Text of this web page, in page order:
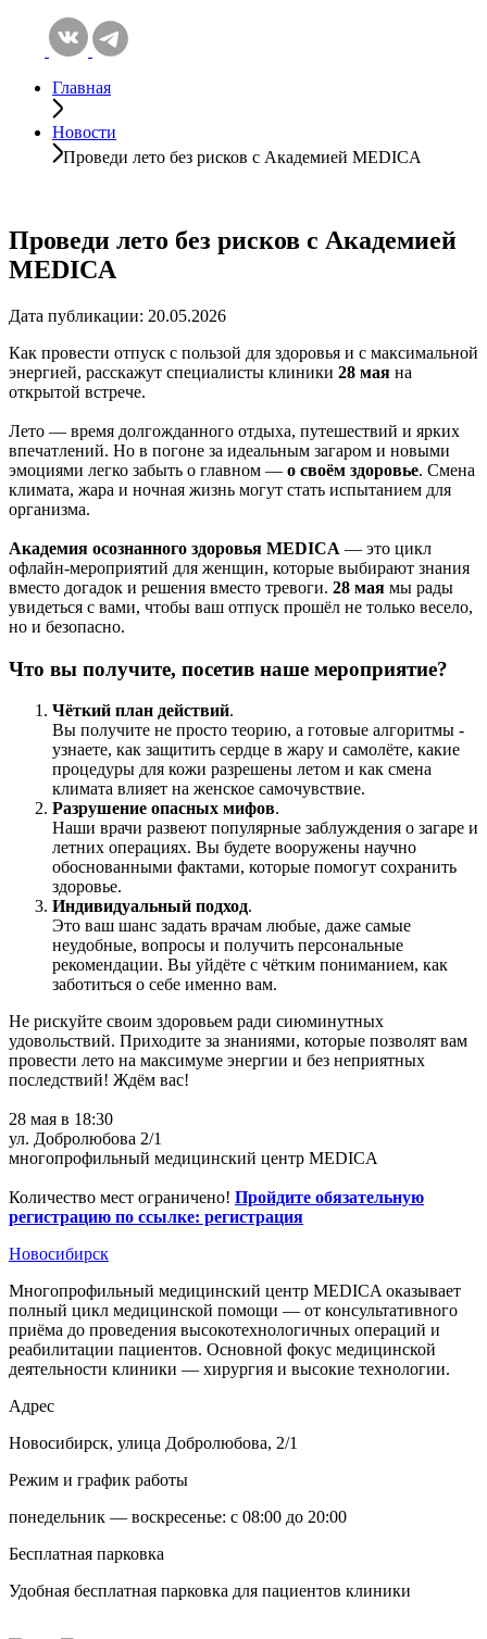
Главная
Новости
Проведи лето без рисков с Академией MEDICA
Проведи лето без рисков с Академией
MEDICA
Дата публикации: 20.05.2026
Как провести отпуск с пользой для здоровья и с максимальной
энергией, расскажут специалисты клиники 28 мая на
открытой встрече.
Лето — время долгожданного отдыха, путешествий и ярких
впечатлений. Но в погоне за идеальным загаром и новыми
эмоциями легко забыть о главном — о своём здоровье. Смена
климата, жара и ночная жизнь могут стать испытанием для
организма.
Академия осознанного здоровья MEDICA — это цикл
офлайн-мероприятий для женщин, которые выбирают знания
вместо догадок и решения вместо тревоги. 28 мая мы рады
увидеться с вами, чтобы ваш отпуск прошёл не только весело,
но и безопасно.
Что вы получите, посетив наше мероприятие?
Чёткий план действий.
Вы получите не просто теорию, а готовые алгоритмы -
узнаете, как защитить сердце в жару и самолёте, какие
процедуры для кожи разрешены летом и как смена
климата влияет на женское самочувствие.
Разрушение опасных мифов.
Наши врачи развеют популярные заблуждения о загаре и
летних операциях. Вы будете вооружены научно
обоснованными фактами, которые помогут сохранить
здоровье.
Индивидуальный подход.
Это ваш шанс задать врачам любые, даже самые
неудобные, вопросы и получить персональные
рекомендации. Вы уйдёте с чётким пониманием, как
заботиться о себе именно вам.
Не рискуйте своим здоровьем ради сиюминутных
удовольствий. Приходите за знаниями, которые позволят вам
провести лето на максимуме энергии и без неприятных
последствий! Ждём вас!
28 мая в 18:30
ул. Добролюбова 2/1
многопрофильный медицинский центр MEDICA
Количество мест ограничено! Пройдите обязательную
регистрацию по ссылке: регистрация
Новосибирск
Многопрофильный медицинский центр MEDICA оказывает
полный цикл медицинской помощи — от консультативного
приёма до проведения высокотехнологичных операций и
реабилитации пациентов. Основной фокус медицинской
деятельности клиники — хирургия и высокие технологии.
Адрес
Новосибирск, улица Добролюбова, 2/1
Режим и график работы
понедельник — воскресенье: с 08:00 до 20:00
Бесплатная парковка
Удобная бесплатная парковка для пациентов клиники